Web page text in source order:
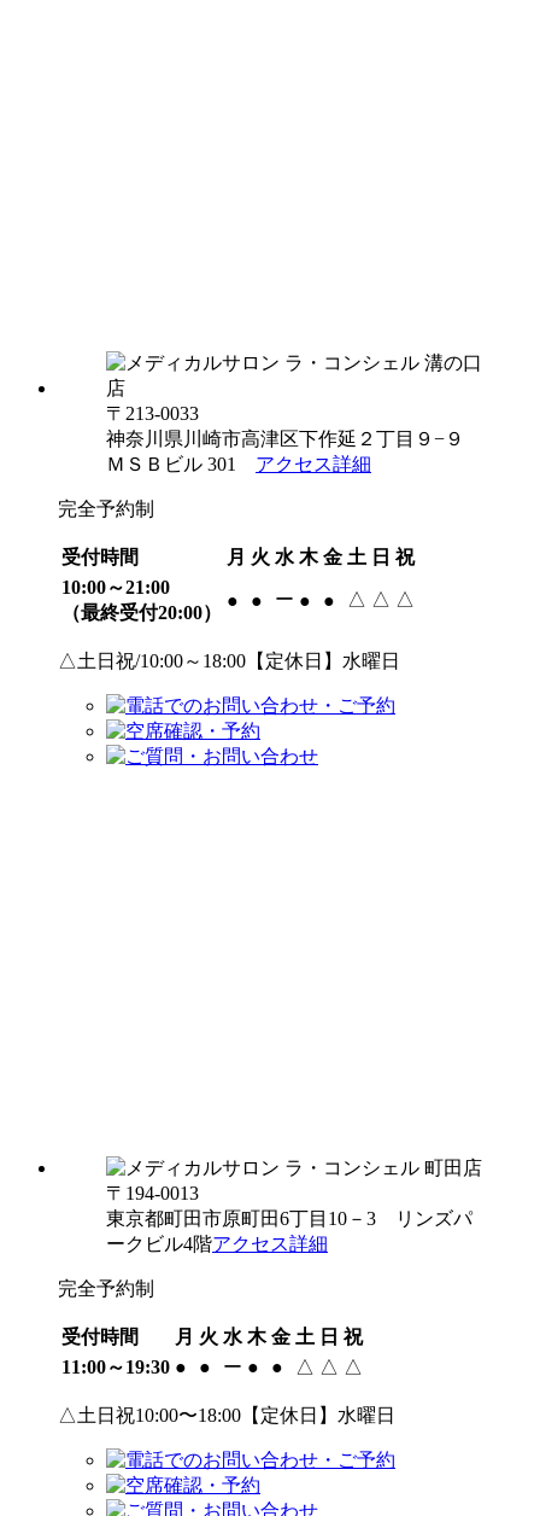
〒213-0033
神奈川県川崎市高津区下作延２丁目９−９
ＭＳＢビル 301 アクセス詳細
完全予約制
受付時間 月 火 水 木 金 土 日 祝
10:00～21:00
（最終受付20:00）
● ● ー ● ● △ △ △
△土日祝/10:00～18:00【定休日】水曜日
〒194-0013
東京都町田市原町田6丁目10－3 リンズパ
ークビル4階アクセス詳細
完全予約制
受付時間 月 火 水 木 金 土 日 祝
11:00～19:30 ● ● ー ● ● △ △ △
△土日祝10:00〜18:00【定休日】水曜日